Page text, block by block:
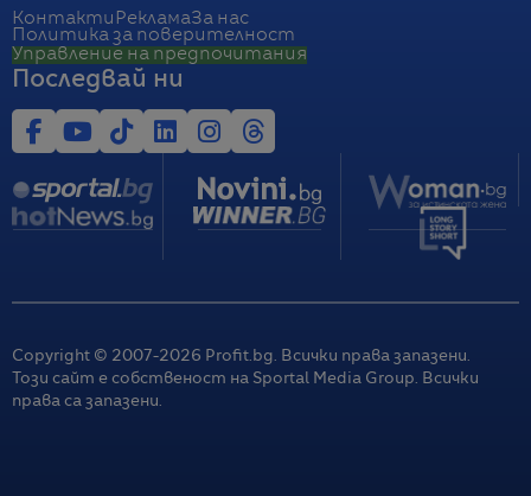
Контакти РекламаЗа нас
Политика за поверителност
Управление на предпочитания
Последвай ни
Copyright © 2007-2026 Profit.bg. Всички права запазени.
Този сайт е собственост на Sportal Media Group. Всички
права са запазени.